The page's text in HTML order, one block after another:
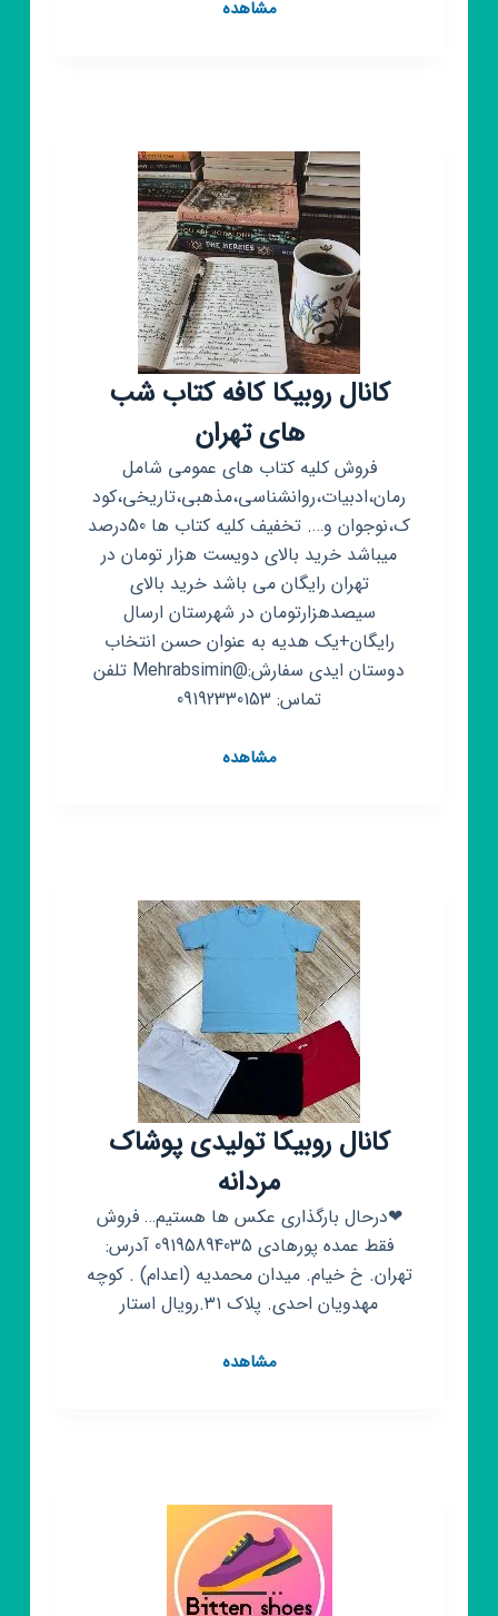
مشاهده
کانال روبیکا کافه کتاب شب
های تهران
فروش کلیه کتاب های عمومی شامل
رمان،ادبیات،روانشناسی،مذهبی،تاریخی،کود
ک،نوجوان و…. تخفیف کلیه کتاب ها 50درصد
میباشد خرید بالای دویست هزار تومان در
تهران رایگان می باشد خرید بالای
سیصدهزارتومان در شهرستان ارسال
رایگان+یک هدیه به عنوان حسن انتخاب
دوستان ایدی سفارش:@Mehrabsimin تلفن
تماس: 09192330153
مشاهدهکانال
تهران
کانال روبیکا تولیدی پوشاک
مردانه
❤درحال بارگذاری عکس ها هستیم… فروش
فقط عمده پورهادی 09195894035 آدرس:
تهران. خ خیام. میدان محمدیه (اعدام) . کوچه
مهدویان احدی. پلاک ۳۱.رویال استار
مشاهدهکانال